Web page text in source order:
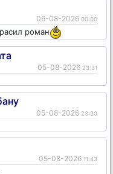
06-08-2026 00:00
роман
05-08-2026 23:31
05-08-2026 23:30
05-08-2026 11:43